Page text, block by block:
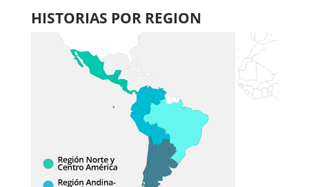
HISTORIAS POR REGION